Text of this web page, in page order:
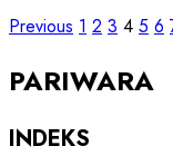
Previous 1 2 3 4 5 6
PARIWARA
INDEKS